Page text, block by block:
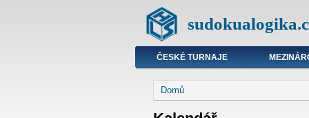
ČESKÉ TURNAJE
Domů